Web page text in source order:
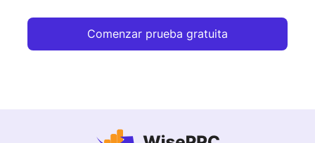
Comenzar prueba gratuita